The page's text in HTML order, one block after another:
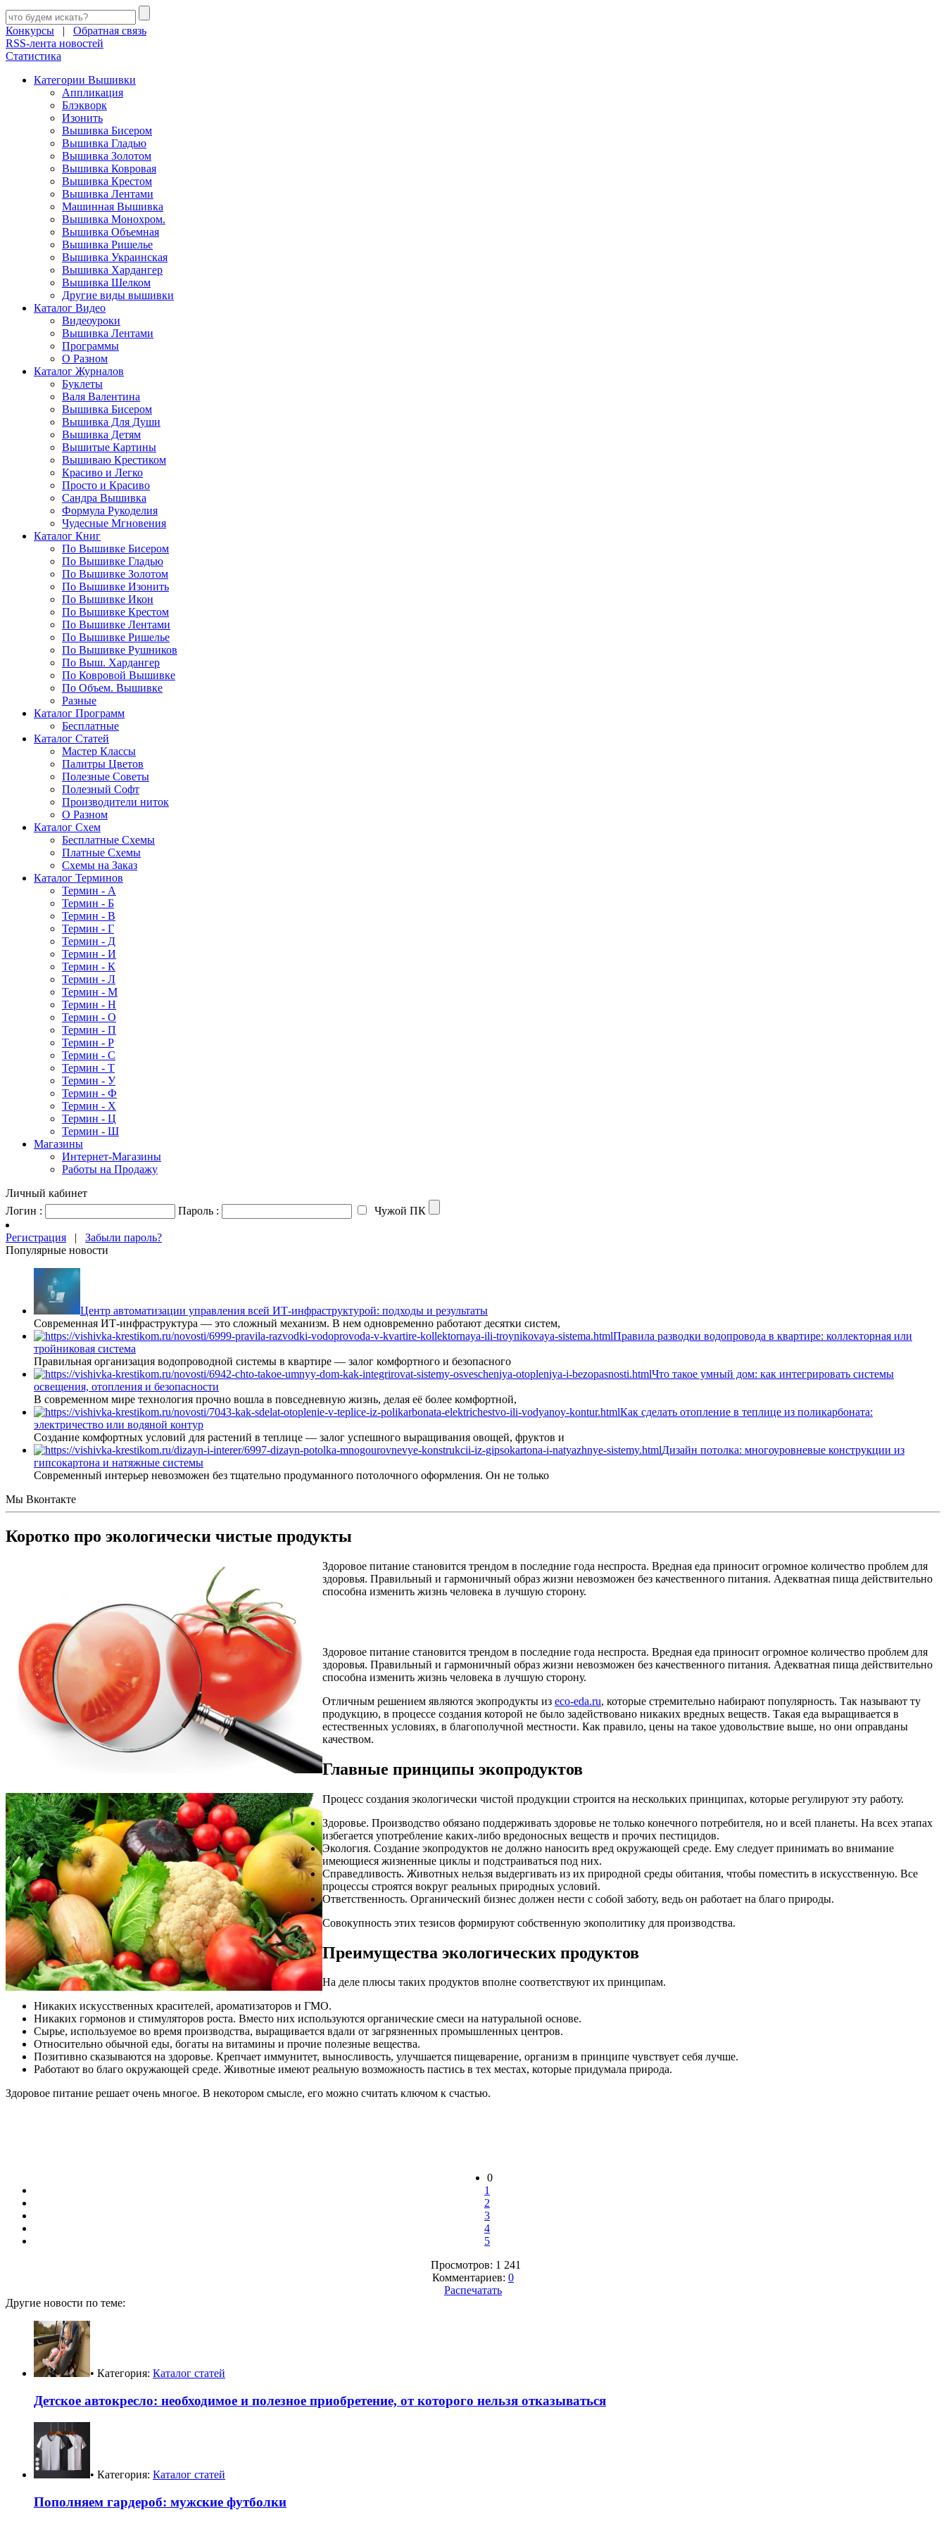
Конкурсы | Обратная связь
RSS-лента новостей
Статистика
Категории Вышивки
Аппликация
Блэкворк
Изонить
Вышивка Бисером
Вышивка Гладью
Вышивка Золотом
Вышивка Ковровая
Вышивка Крестом
Вышивка Лентами
Машинная Вышивка
Вышивка Монохром.
Вышивка Объемная
Вышивка Ришелье
Вышивка Украинская
Вышивка Хардангер
Вышивка Шелком
Другие виды вышивки
Каталог Видео
Видеоуроки
Вышивка Лентами
Программы
О Разном
Каталог Журналов
Буклеты
Валя Валентина
Вышивка Бисером
Вышивка Для Души
Вышивка Детям
Вышитые Картины
Вышиваю Крестиком
Красиво и Легко
Просто и Красиво
Сандра Вышивка
Формула Рукоделия
Чудесные Мгновения
Каталог Книг
По Вышивке Бисером
По Вышивке Гладью
По Вышивке Золотом
По Вышивке Изонить
По Вышивке Икон
По Вышивке Крестом
По Вышивке Лентами
По Вышивке Ришелье
По Вышивке Рушников
По Выш. Хардангер
По Ковровой Вышивке
По Объем. Вышивке
Разные
Каталог Программ
Бесплатные
Каталог Статей
Мастер Классы
Палитры Цветов
Полезные Советы
Полезный Софт
Производители ниток
О Разном
Каталог Схем
Бесплатные Схемы
Платные Схемы
Схемы на Заказ
Каталог Терминов
Термин - А
Термин - Б
Термин - В
Термин - Г
Термин - Д
Термин - И
Термин - К
Термин - Л
Термин - М
Термин - Н
Термин - О
Термин - П
Термин - Р
Термин - С
Термин - Т
Термин - У
Термин - Ф
Термин - Х
Термин - Ц
Термин - Ш
Магазины
Интернет-Магазины
Работы на Продажу
Личный кабинет
Логин :
Пароль : Чужой ПК
Регистрация | Забыли пароль?
Популярные новости
Центр автоматизации управления всей ИТ-инфраструктурой: подходы и результаты
Современная ИТ-инфраструктура — это сложный механизм. В нем одновременно работают десятки систем,
Правила разводки водопровода в квартире: коллекторная или
тройниковая система
Правильная организация водопроводной системы в квартире — залог комфортного и безопасного
Что такое умный дом: как интегрировать системы
освещения, отопления и безопасности
В современном мире технология прочно вошла в повседневную жизнь, делая её более комфортной,
Как сделать отопление в теплице из поликарбоната:
электричество или водяной контур
Создание комфортных условий для растений в теплице — залог успешного выращивания овощей, фруктов и
Дизайн потолка: многоуровневые конструкции из
гипсокартона и натяжные системы
Современный интерьер невозможен без тщательно продуманного потолочного оформления. Он не только
Мы Вконтакте
Коротко про экологически чистые продукты
Здоровое питание становится трендом в последние года неспроста. Вредная еда приносит огромное количество проблем для
здоровья. Правильный и гармоничный образ жизни невозможен без качественного питания. Адекватная пища действительно
способна изменить жизнь человека в лучшую сторону.
Здоровое питание становится трендом в последние года неспроста. Вредная еда приносит огромное количество проблем для
здоровья. Правильный и гармоничный образ жизни невозможен без качественного питания. Адекватная пища действительно
способна изменить жизнь человека в лучшую сторону.
Отличным решением являются экопродукты из eco-eda.ru, которые стремительно набирают популярность. Так называют ту
продукцию, в процессе создания которой не было задействовано никаких вредных веществ. Такая еда выращивается в
естественных условиях, в благополучной местности. Как правило, цены на такое удовольствие выше, но они оправданы
качеством.
Главные принципы экопродуктов
Процесс создания экологически чистой продукции строится на нескольких принципах, которые регулируют эту работу.
Здоровье. Производство обязано поддерживать здоровье не только конечного потребителя, но и всей планеты. На всех этапах
избегается употребление каких-либо вредоносных веществ и прочих пестицидов.
Экология. Создание экопродуктов не должно наносить вред окружающей среде. Ему следует принимать во внимание
имеющиеся жизненные циклы и подстраиваться под них.
Справедливость. Животных нельзя выдергивать из их природной среды обитания, чтобы поместить в искусственную. Все
процессы строятся вокруг реальных природных условий.
Ответственность. Органический бизнес должен нести с собой заботу, ведь он работает на благо природы.
Совокупность этих тезисов формируют собственную экополитику для производства.
Преимущества экологических продуктов
На деле плюсы таких продуктов вполне соответствуют их принципам.
Никаких искусственных красителей, ароматизаторов и ГМО.
Никаких гормонов и стимуляторов роста. Вместо них используются органические смеси на натуральной основе.
Сырье, используемое во время производства, выращивается вдали от загрязненных промышленных центров.
Относительно обычной еды, богаты на витамины и прочие полезные вещества.
Позитивно сказываются на здоровье. Крепчает иммунитет, выносливость, улучшается пищеварение, организм в принципе чувствует себя лучше.
Работают во благо окружающей среде. Животные имеют реальную возможность пастись в тех местах, которые придумала природа.
Здоровое питание решает очень многое. В некотором смысле, его можно считать ключом к счастью.
0
1
2
3
4
5
Просмотров: 1 241
Комментариев: 0
Распечатать
Другие новости по теме:
• Категория: Каталог статей
Детское автокресло: необходимое и полезное приобретение, от которого нельзя отказываться
• Категория: Каталог статей
Пополняем гардероб: мужские футболки